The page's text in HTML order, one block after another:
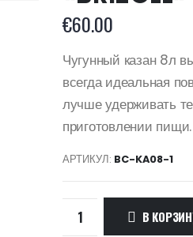
€60.00
Чугунный казан 8л
всегда идеальная
лучше удерживать
приготовлении пищи.
АРТИКУЛ: BC-KA08-1
В